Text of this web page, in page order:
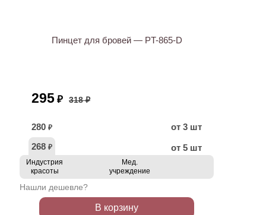
Пинцет для бровей — PT-865-D
295 ₽ 318 ₽
280 ₽
от 3 шт
268 ₽ от 5 шт
Индустрия
красоты
Мед.
учреждение
Нашли дешевле?
В корзину